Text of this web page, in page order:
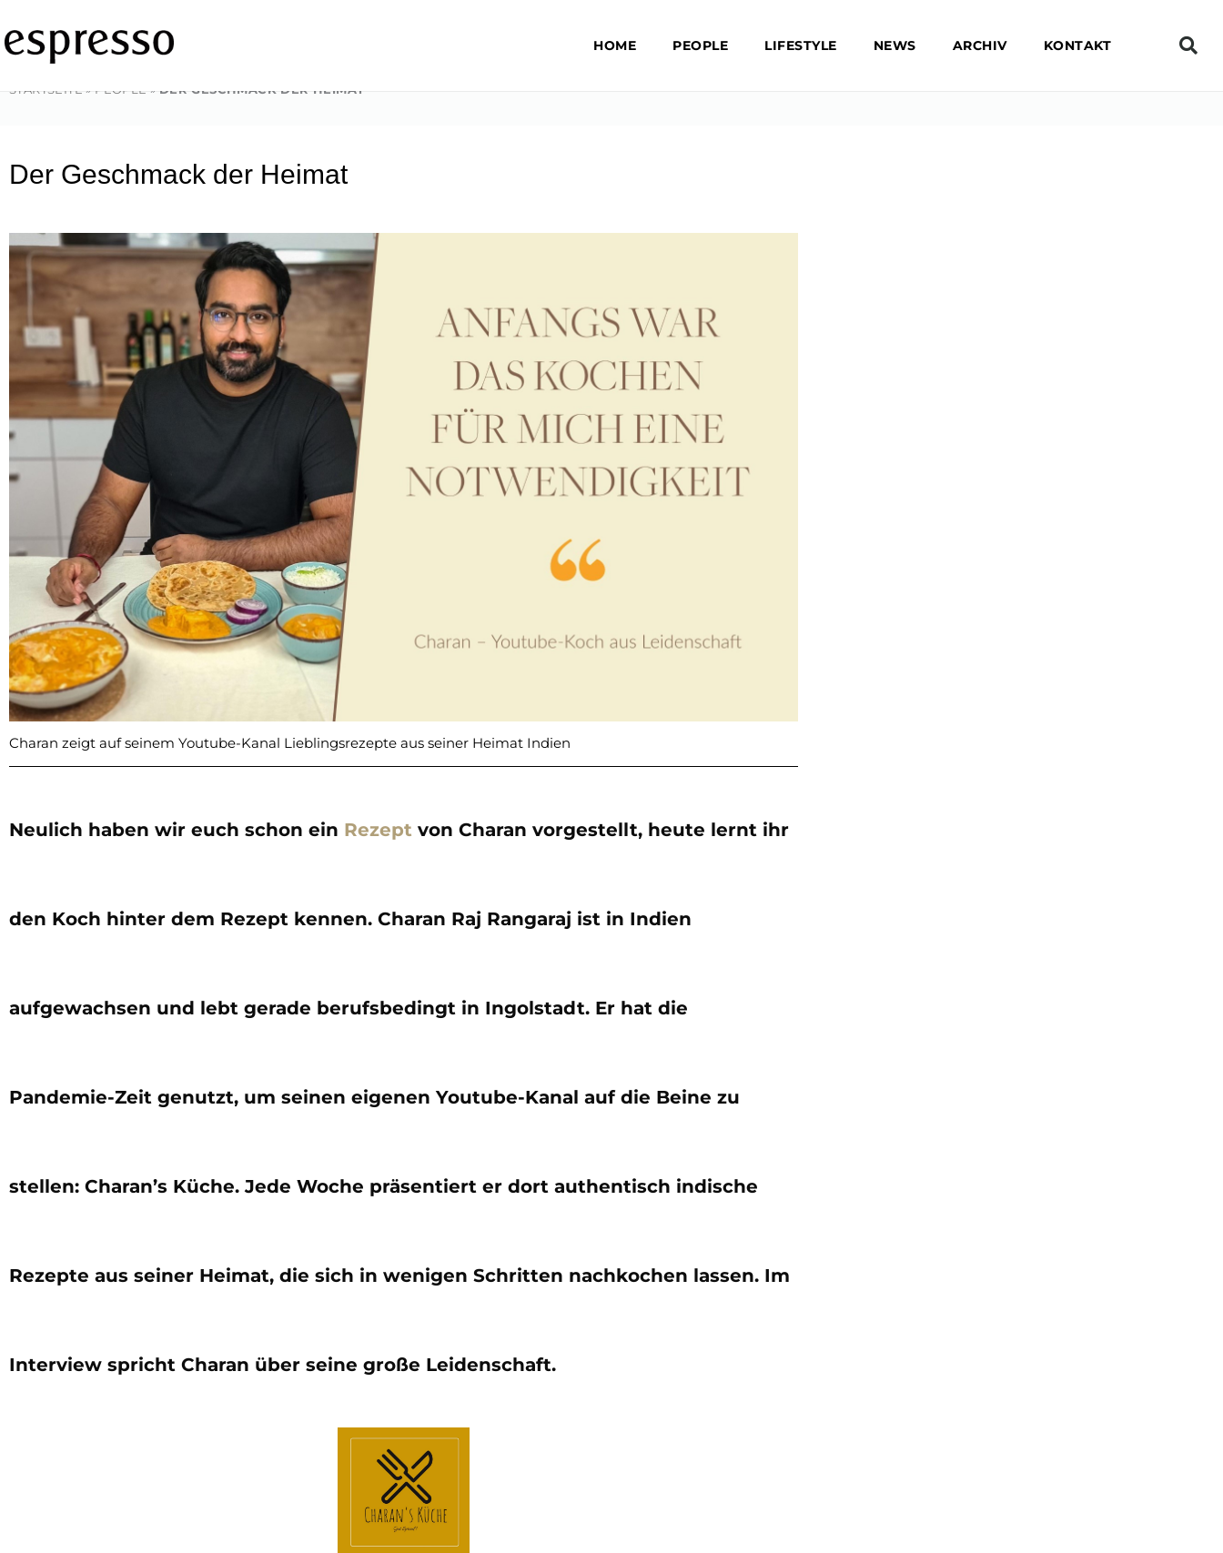
Inhalt
springen
HOME PEOPLE LIFESTYLE NEWS ARCHIV KONTAKT
STARTSEITE » PEOPLE » DER GESCHMACK DER HEIMAT
Der Geschmack der Heimat
Charan zeigt auf seinem Youtube-Kanal Lieblingsrezepte aus seiner Heimat Indien
Neulich haben wir euch schon ein Rezept von Charan vorgestellt, heute lernt ihr
den Koch hinter dem Rezept kennen. Charan Raj Rangaraj ist in Indien
aufgewachsen und lebt gerade berufsbedingt in Ingolstadt. Er hat die
Pandemie-Zeit genutzt, um seinen eigenen Youtube-Kanal auf die Beine zu
stellen: Charan’s Küche. Jede Woche präsentiert er dort authentisch indische
Rezepte aus seiner Heimat, die sich in wenigen Schritten nachkochen lassen. Im
Interview spricht Charan über seine große Leidenschaft.